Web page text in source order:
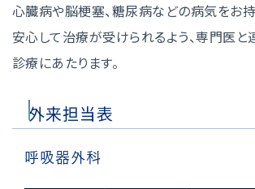
心臓病や脳梗塞、糖尿病などの病気をお
安心して治療が受けられるよう、専門医と
診療にあたります。
外来担当表
呼吸器外科